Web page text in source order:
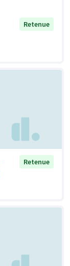
Retenue
Retenue